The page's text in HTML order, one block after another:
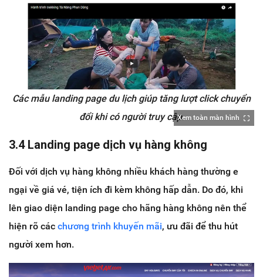
Xem toàn màn hình
Các mẫu landing page du lịch giúp tăng lượt click chuyển
đổi khi có người truy cập.
3.4 Landing page dịch vụ hàng không
Đối với dịch vụ hàng không nhiều khách hàng thường e
ngại về giá vé, tiện ích đi kèm không hấp dẫn. Do đó, khi
lên giao diện landing page cho hãng hàng không nên thể
hiện rõ các chương trình khuyến mãi, ưu đãi để thu hút
người xem hơn.